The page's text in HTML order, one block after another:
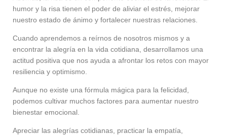
humor y la risa tienen el poder de aliviar el estrés, mejorar
nuestro estado de ánimo y fortalecer nuestras relaciones.
Cuando aprendemos a reírnos de nosotros mismos y a
encontrar la alegría en la vida cotidiana, desarrollamos una
actitud positiva que nos ayuda a afrontar los retos con mayor
resiliencia y optimismo.
Aunque no existe una fórmula mágica para la felicidad,
podemos cultivar muchos factores para aumentar nuestro
bienestar emocional.
Apreciar las alegrías cotidianas, practicar la empatía,